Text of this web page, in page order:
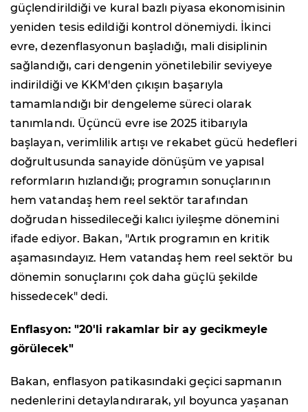
güçlendirildiği ve kural bazlı piyasa ekonomisinin
yeniden tesis edildiği kontrol dönemiydi. İkinci
evre, dezenflasyonun başladığı, mali disiplinin
sağlandığı, cari dengenin yönetilebilir seviyeye
indirildiği ve KKM'den çıkışın başarıyla
tamamlandığı bir dengeleme süreci olarak
tanımlandı. Üçüncü evre ise 2025 itibarıyla
başlayan, verimlilik artışı ve rekabet gücü hedefleri
doğrultusunda sanayide dönüşüm ve yapısal
reformların hızlandığı; programın sonuçlarının
hem vatandaş hem reel sektör tarafından
doğrudan hissedileceği kalıcı iyileşme dönemini
ifade ediyor. Bakan, "Artık programın en kritik
aşamasındayız. Hem vatandaş hem reel sektör bu
dönemin sonuçlarını çok daha güçlü şekilde
hissedecek" dedi.
Enflasyon: "20'li rakamlar bir ay gecikmeyle
görülecek"
Bakan, enflasyon patikasındaki geçici sapmanın
nedenlerini detaylandırarak, yıl boyunca yaşanan